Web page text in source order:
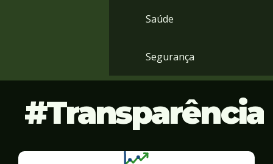
Saúde
Segurança
Transparência